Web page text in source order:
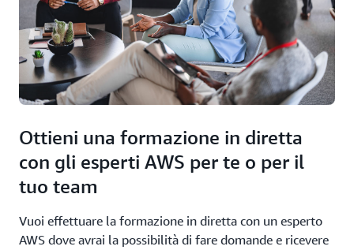
Ottieni una formazione in diretta
con gli esperti AWS per te o per il
tuo team
Vuoi effettuare la formazione in diretta con un esperto
AWS dove avrai la possibilità di fare domande e ricevere